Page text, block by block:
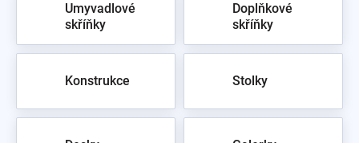
Umyvadlové
skříňky
Doplňkové
skříňky
Konstrukce Stolky